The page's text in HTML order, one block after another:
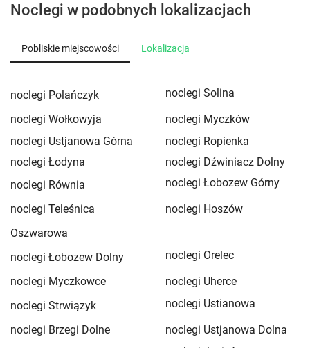
Noclegi w podobnych lokalizacjach
Pobliskie miejscowości Lokalizacja
noclegi Polańczyk
noclegi Solina
noclegi Wołkowyja
noclegi Myczków
noclegi Ustjanowa Górna
noclegi Ropienka
noclegi Łodyna
noclegi Dźwiniacz Dolny
noclegi Równia
noclegi Łobozew Górny
noclegi Teleśnica
Oszwarowa
noclegi Hoszów
noclegi Łobozew Dolny
noclegi Orelec
noclegi Myczkowce
noclegi Uherce
noclegi Strwiązyk
noclegi Ustianowa
noclegi Brzegi Dolne
noclegi Ustjanowa Dolna